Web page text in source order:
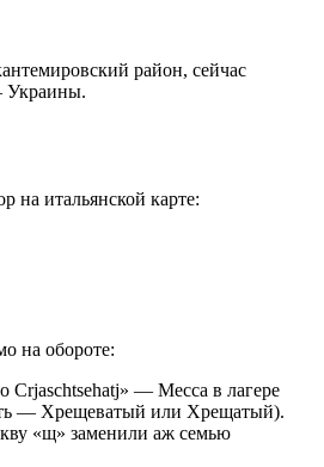
район, сейчас
Украины.
на итальянской карте:
на обороте:
Crjaschtsehatj» — Месса в лагере
— Хрещеватый или Хрещатый).
«щ» заменили аж семью